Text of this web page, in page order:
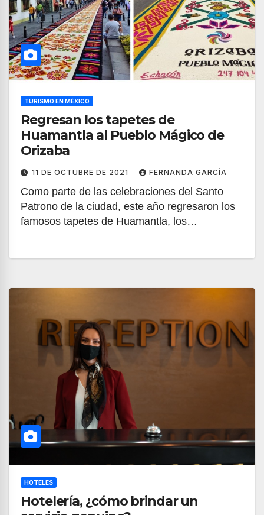
TURISMO EN MÉXICO
Regresan los tapetes de
Huamantla al Pueblo Mágico de
Orizaba
11 DE OCTUBRE DE 2021 FERNANDA GARCÍA
Como parte de las celebraciones del Santo
Patrono de la ciudad, este año regresaron los
famosos tapetes de Huamantla, los…
HOTELES
Hotelería, ¿cómo brindar un